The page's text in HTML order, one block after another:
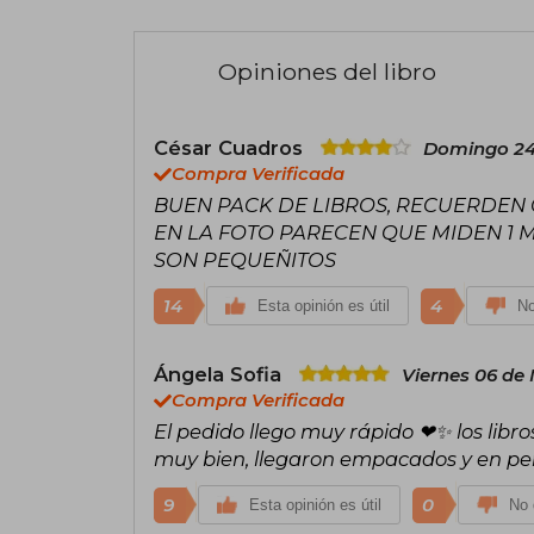
Opiniones del libro
César Cuadros
Domingo
Compra Verificada
BUEN PACK DE LIBROS,
EN LA FOTO PARECEN QUE MIDEN 1
SON PEQUEÑITOS
14 Esta opinión es útil 4
Ángela Sofia
Viernes 06 de
Compra Verificada
El pedido llego muy rápido ❤✨ los
muy bien, llegaron empacados y en
9 Esta opinión es útil 0 No